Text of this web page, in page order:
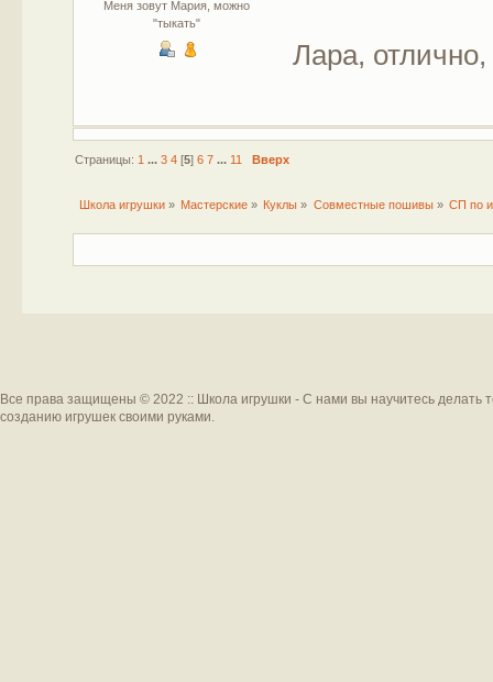
Меня зовут Мария, можно
"тыкать"
Лара,
Страницы: 1 ... 3 4[5] 6 7 ... 11 Вверх
Школа игрушки» Мастерские » Куклы » Совместные пошивы» СП по
Все права защищены © 2022 :: Школа игрушки - С нами вы научитесь делать
созданию игрушек своими руками.